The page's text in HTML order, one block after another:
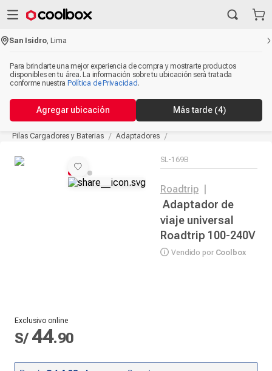
San Isidro ,Lima
Para brindarte una mejor experiencia de compra y mostrarte productos
disponibles en tu área. La información sobre tu ubicación será tratada
conforme nuestra Política de Privacidad .
Agregar ubicación Más tarde (4)
Pilas Cargadores y Baterias Adaptadores
SL-169B
Roadtrip
Adaptador de
viaje universal
Roadtrip 100-240V
Vendido por Coolbox
Exclusivo online
S/ 44.90